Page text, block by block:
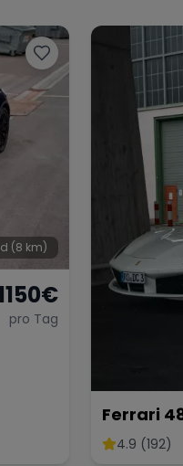
(8 km)
€
pro Tag
Ferrari
4.9 (192)